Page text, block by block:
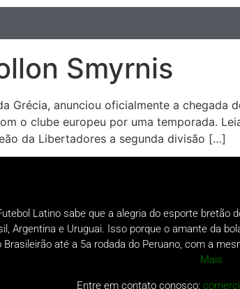
Smyrnis
Grécia, anunciou oficialmente a
o clube europeu por uma temporada.
da Libertadores a segunda divisão […]
Latino sabe que a alegria do esporte bretão
Argentina e Uruguai. Isso porque o amante da
Brasileirão até a 5a rodada do Peruano, com a
Mais
Entre em contato conosco: